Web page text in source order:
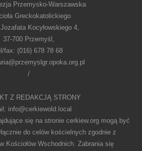
Przemysko-Warszawska
Greckokatolickiego
Kocyłowskiego 4,
37-700 Przemyśl,
fax: (016) 678 78 68
/
Z REDAKCJĄ STRONY
info@cerkiewold.local
się na stronie cerkiew.org mogą być
do celów kościelnych zgodnie z
Kościołów Wschodnich. Zabrania się